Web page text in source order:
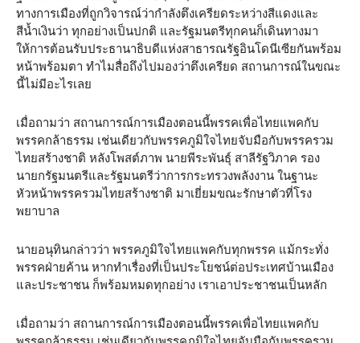
ทางการเมืองที่ถูกวิจารณ์ว่ากำลังตึงเครียดระหว่างสีแดงและ
สีน้ำเงินว่า ทุกอย่างเป็นปกติ และรัฐมนตรีทุกคนก็เดินทางมา
ให้การต้อนรับประธานาธิบดีแห่งสาธารณรัฐอินโดนีเซียกันพร้อม
หน้าพร้อมตา ทำไมสื่อถึงไปมองว่าตึงเครียด สถานการณ์ในขณะ
นี้ไม่มีอะไรเลย
เมื่อถามว่า สถานการณ์การเมืองตอนนี้พรรคเพื่อไทยแพคกับ
พรรคกล้าธรรม เช่นเดียวกับพรรคภูมิใจไทยจับมือกับพรรครวม
ไทยสร้างชาติ หลังโพสต์ภาพ นายพีระพันธุ์ สาลีรัฐวิภาค รอง
นายกรัฐมนตรีและรัฐมนตรีว่าการกระทรวงพลังงาน ในฐานะ
หัวหน้าพรรครวมไทยสร้างชาติ มาเยี่ยมขณะรักษาตัวที่โรง
พยาบาล
นายอนุทินกล่าวว่า พรรคภูมิใจไทยแพคกับทุกพรรค แม้กระทั่ง
พรรคฝ่ายค้าน หากทำเรื่องที่เป็นประโยชน์ต่อประเทศบ้านเมือง
และประชาชน ก็พร้อมหมดทุกอย่าง เราเอาประชาชนเป็นหลัก
เมื่อถามว่า สถานการณ์การเมืองตอนนี้พรรคเพื่อไทยแพคกับ